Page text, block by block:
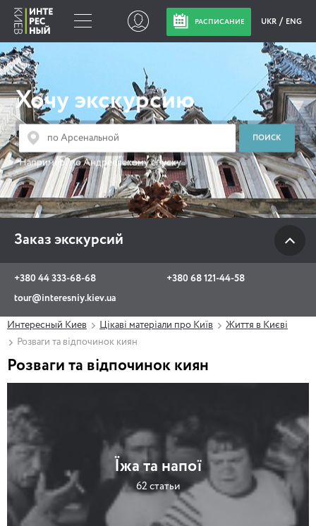
РАСПИСАНИЕ UKR ENG
Хочу экскурсию
Например:по Андреевскому спуску
Заказ экскурсий
+380 44 333-68-68
+380 68 121-44-58
tour@interesniy.kiev.ua
Заказ экскурсий
+380 44 333-68-68
+380 68 121-44-58
tour@interesniy.kiev.ua
с 10.00 до 19:30 ежедневно
Интересный Киев Цікаві матеріали про Київ
Життя в Києві
Розваги та відпочинок киян
Розваги та відпочинок киян
Їжа та напої
62 статьи